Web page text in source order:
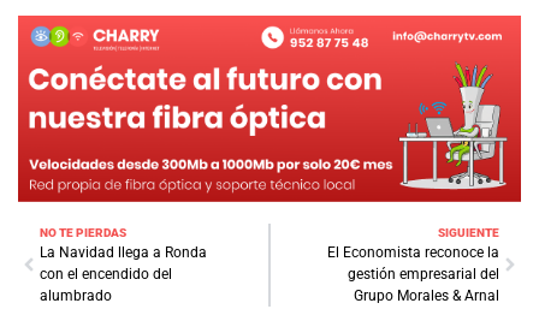
NO TE PIERDAS
La Navidad llega a Ronda
con el encendido del
alumbrado
SIGUIENTE
El Economista reconoce la
gestión empresarial del
Grupo Morales & Arnal